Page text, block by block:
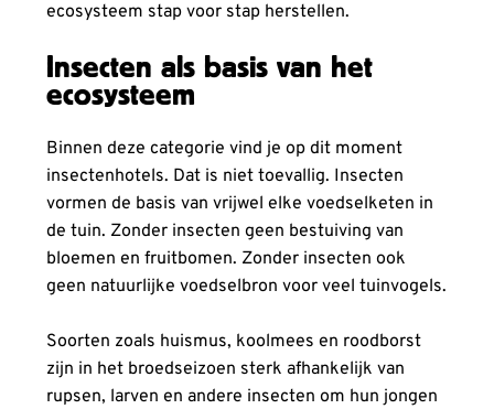
ecosysteem stap voor stap herstellen.
Insecten als basis van het
ecosysteem
Binnen deze categorie vind je op dit moment
insectenhotels. Dat is niet toevallig. Insecten
vormen de basis van vrijwel elke voedselketen in
de tuin. Zonder insecten geen bestuiving van
bloemen en fruitbomen. Zonder insecten ook
geen natuurlijke voedselbron voor veel tuinvogels.
Soorten zoals huismus, koolmees en roodborst
zijn in het broedseizoen sterk afhankelijk van
rupsen, larven en andere insecten om hun jongen